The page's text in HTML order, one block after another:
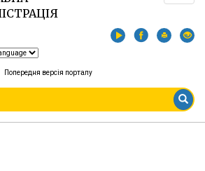
Попередня версія порталу